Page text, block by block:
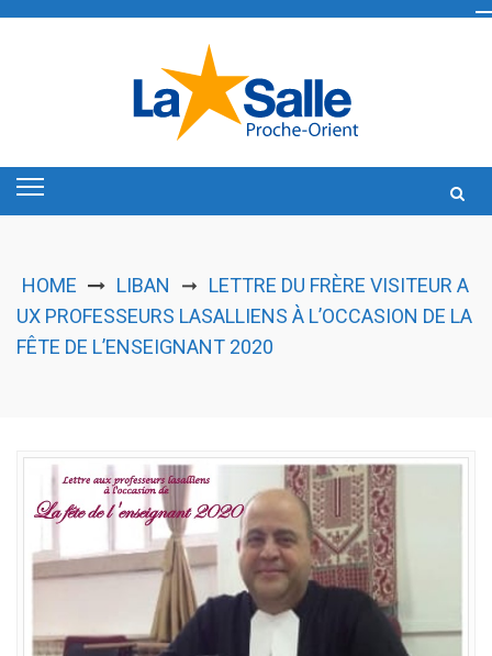
HOME LIBAN ➞ LETTRE DU FRÈRE VISITEUR A
UX PROFESSEURS LASALLIENS À L’OCCASION DE LA
FÊTE DE L’ENSEIGNANT 2020